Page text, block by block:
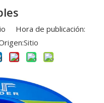
Hora de publicación:
Sitio